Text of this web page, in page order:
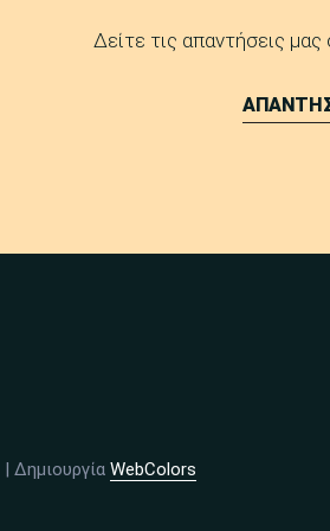
Δείτε τις απαντήσεις
| Δημιουργία WebColors